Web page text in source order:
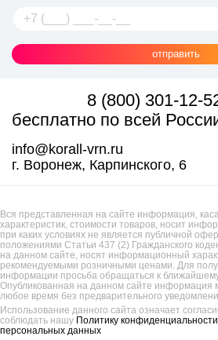
отправить
8 (800) 301-12-
бесплатно по всей
info@korall-vrn.ru
г. Воронеж, Карпинского, 6
Вся представленная на сайте информация,
характеристик, стоимости товаров, носит
при каких условиях не является публичной
положениями Статьи 437 (2) Гражданского
на данном сайте, носят информационный
рекомендуемыми розничными ценами. Для
информации просьба обращаться к
Опубликованная на данном сайте информация
любое время без предварительного
Использование данного сайта означает
соблюдать нашу Политику конфиденциальности
персональных данных